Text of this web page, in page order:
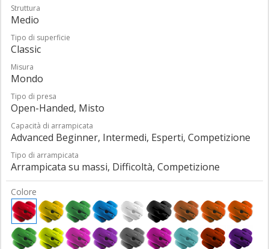
Struttura
Medio
Tipo di superficie
Classic
Misura
Mondo
Tipo di presa
Open-Handed, Misto
Capacità di arrampicata
Advanced Beginner, Intermedi, Esperti, Competizione
Tipo di arrampicata
Arrampicata su massi, Difficoltà, Competizione
Colore